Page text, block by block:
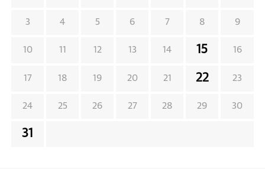
3 4 5 6 7 8 9
10 11 12 13 14 15 16
17 18 19 20 21 22 23
24 25 26 27 28 29 30
31